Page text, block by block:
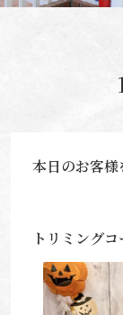
本日のお客
トリミング